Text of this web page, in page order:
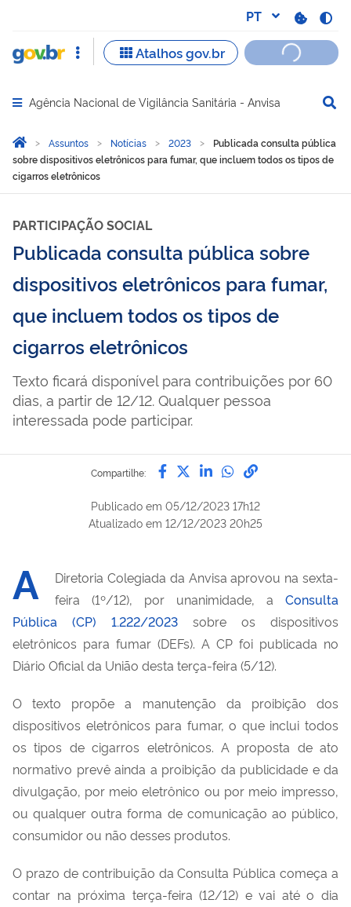
Abrir menu principal de navegação
Agência Nacional de Vigilância Sanitária - Anvisa
Você está aqui:
Página Inicial
Assuntos Notícias 2023
Publicada consulta pública
sobre dispositivos eletrônicos para fumar, que incluem todos os tipos de
cigarros eletrônicos
PARTICIPAÇÃO SOCIAL
Publicada consulta pública sobre
dispositivos eletrônicos para fumar,
que incluem todos os tipos de
cigarros eletrônicos
Texto ficará disponível para contribuições por 60
dias, a partir de 12/12. Qualquer pessoa
interessada pode participar.
Compartilhe: Compartilhe por Facebook
Compartilhe por Twitter
Compartilhe por
Compartilhe
link para
Publicado em 05/12/2023 17h12
Atualizado em 12/12/2023 20h25
A Diretoria Colegiada da Anvisa aprovou na sexta-
feira (1º/12), por unanimidade, a
Consulta
Pública (CP) 1.222/2023
sobre os dispositivos
eletrônicos para fumar (DEFs). A CP foi publicada no
Diário Oficial da União desta terça-feira (5/12).
Otexto propõe a manutenção da proibição dos
dispositivos eletrônicos para fumar, o que inclui todos
os tipos decigarros eletrônicos. A proposta de ato
normativo prevê ainda a proibição da publicidade e da
divulgação, por meio eletrônico ou por meio impresso,
ou qualquer outra forma de comunicação ao público,
consumidor ou não desses produtos.
O prazo de contribuição da Consulta Pública começa a
contar na próxima terça-feira (12/12) e vai até o dia